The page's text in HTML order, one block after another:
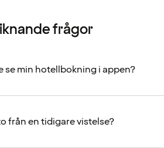
frågor
se min hotellbokning i appen?
från en tidigare vistelse?